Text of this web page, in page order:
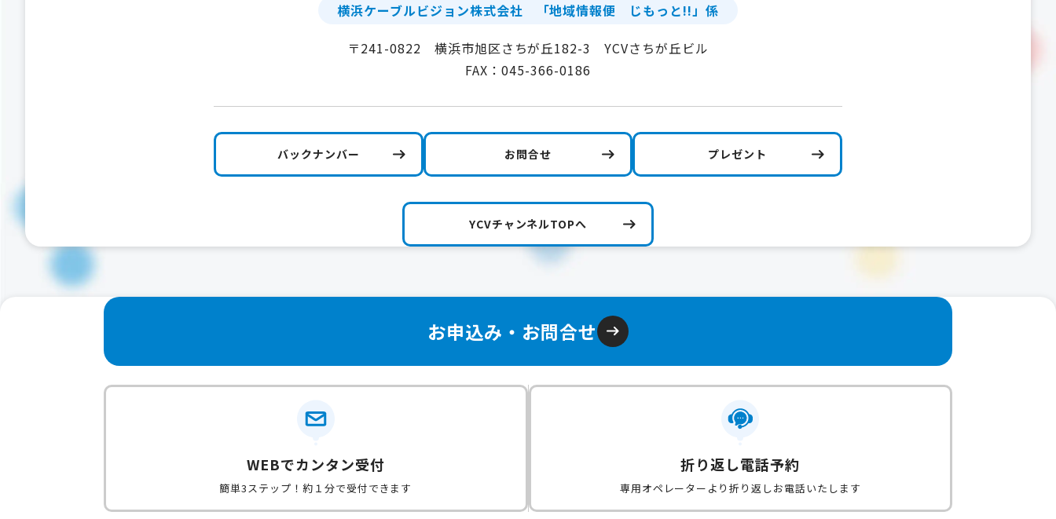
横浜ケーブルビジョン株式会社
「地域情報便 じもっと!!」係
〒241-0822 横浜市旭区さちが丘182-3 YCVさちが丘ビル
FAX：045-366-0186
バックナンバー お問合せ プレゼント
YCVチャンネルTOPへ
お申込み・お問合せ
WEBでカンタン受付
簡単3ステップ！約１分で受付できます
折り返し電話予約
専用オペレーターより折り返しお電話いたします